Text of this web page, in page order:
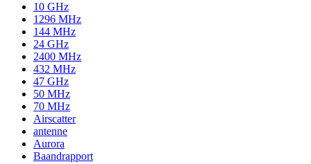
10 GHz
1296 MHz
144 MHz
24 GHz
2400 MHz
432 MHz
47 GHz
50 MHz
70 MHz
Airscatter
antenne
Aurora
Baandrapport